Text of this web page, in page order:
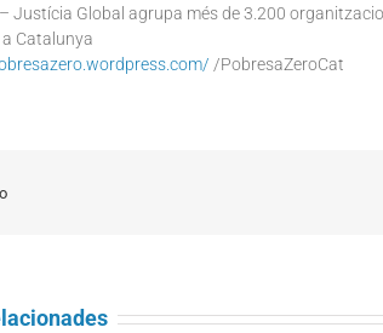
Justícia Global agrupa més de 3.200
Catalunya
/PobresaZeroCat